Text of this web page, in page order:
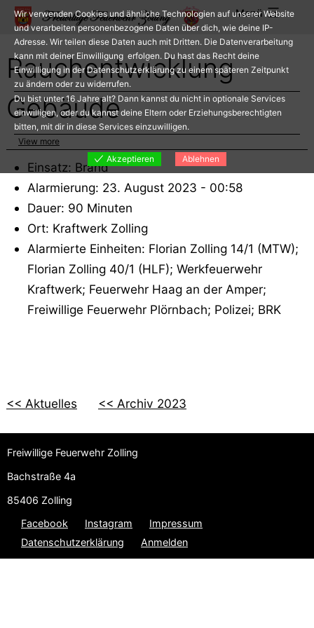
Zum
Inhalt
springen
Menü
Rauchentwicklung
Gebäude
Einsatz: Brand
Alarmierung: 23. August 2023 - 00:58
Dauer: 90 Minuten
Ort: Kraftwerk Zolling
Alarmierte Einheiten: Florian Zolling 14/1 (MTW);
Florian Zolling 40/1 (HLF); Werkfeuerwehr
Kraftwerk; Feuerwehr Haag an der Amper;
Freiwillige Feuerwehr Plörnbach; Polizei; BRK
<< Aktuelles << Archiv 2023
Freiwillige Feuerwehr Zolling
Bachstraße 4a
85406 Zolling
Facebook
Instagram
Impressum
Datenschutzerklärung
Anmelden
Wir verwenden Cookies und ähnliche Technologien auf unserer Website
und verarbeiten personenbezogene Daten über dich, wie deine IP-
Adresse. Wir teilen diese Daten auch mit Dritten. Die Datenverarbeitung
kann mit deiner Einwilligung erfolgen. Du hast das Recht deine
Einwilligung in der Datenschutzerklärung zu einem späteren Zeitpunkt
zu ändern oder zu widerrufen.
Du bist unter 16 Jahre alt? Dann kannst du nicht in optionale Services
einwilligen, oder du kannst deine Eltern oder Erziehungsberechtigten
bitten, mit dir in diese Services einzuwilligen.
View more
Akzeptieren
Ablehnen